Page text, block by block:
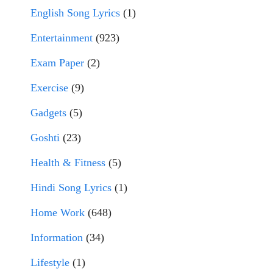
English Song Lyrics (1)
Entertainment (923)
Exam Paper (2)
Exercise (9)
Gadgets (5)
Goshti (23)
Health & Fitness (5)
Hindi Song Lyrics (1)
Home Work (648)
Information (34)
Lifestyle (1)